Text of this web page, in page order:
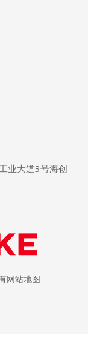
业大道3号海创
网站地图